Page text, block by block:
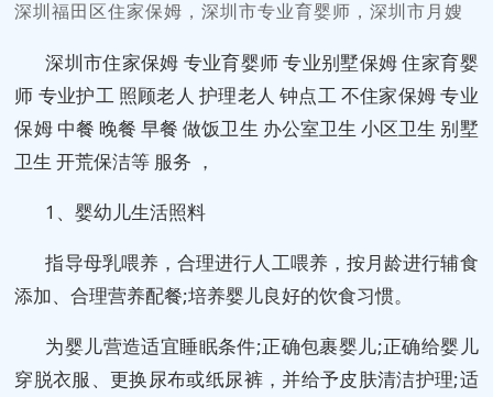
深圳福田区住家保姆，深圳市专业育婴师，深圳市月嫂
深圳市住家保姆 专业育婴师 专业别墅保姆 住家‌‌育婴
师 专业护工 照顾老人 护理老人 钟点工 不住家保姆 专业
保姆 中餐 晚餐 早餐 做饭卫生 办公室卫生 小区卫生 别墅
卫生 开荒保洁等 服务 ，
1、婴幼儿生活照料
指导母乳喂养，合理进行人工喂养，按月龄进行辅食
添加、合理营养配餐;培养婴儿良好的饮食习惯。
为婴儿营造适宜睡眠条件;正确包裹婴儿;正确给婴儿
穿脱衣服、更换尿布或纸尿裤，并给予皮肤清洁护理;适